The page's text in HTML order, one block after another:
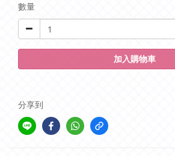
數量
加入購物車
分享到